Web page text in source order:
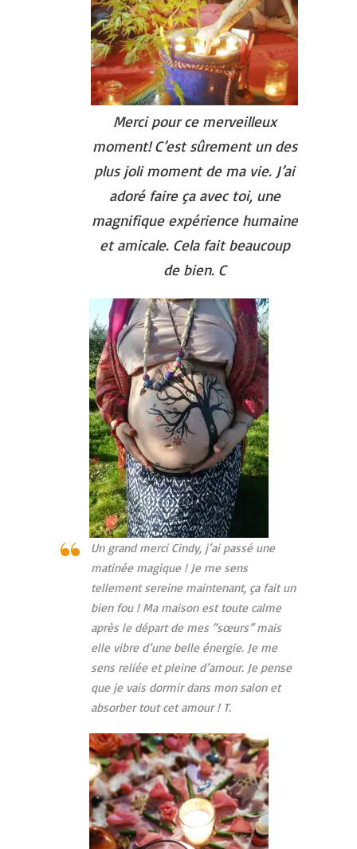
Merci pour ce merveilleux
moment! C’est sûrement un des
plus joli moment de ma vie. J’ai
adoré faire ça avec toi, une
magnifique expérience humaine
et amicale. Cela fait beaucoup
de bien. C
Un grand merci Cindy, j’ai passé une
matinée magique ! Je me sens
tellement sereine maintenant, ça fait un
bien fou ! Ma maison est toute calme
après le départ de mes “sœurs” mais
elle vibre d’une belle énergie. Je me
sens reliée et pleine d’amour. Je pense
que je vais dormir dans mon salon et
absorber tout cet amour ! T.